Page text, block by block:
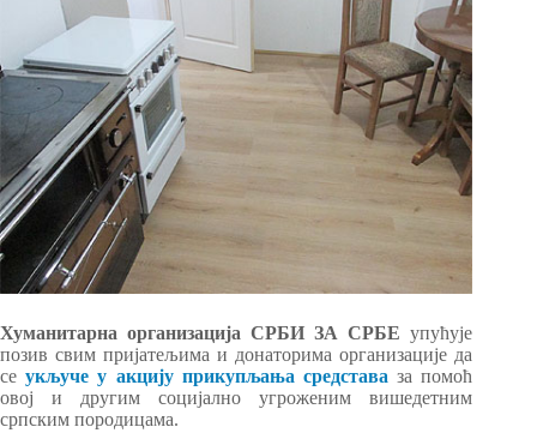
Хуманитарна организација СРБИ ЗА СРБЕупућује
позив свим пријатељима и донаторима организације да
сеукључе у акцију прикупљања средстава за помоћ
овој и другим социјално угроженим вишедетним
српским породицама.